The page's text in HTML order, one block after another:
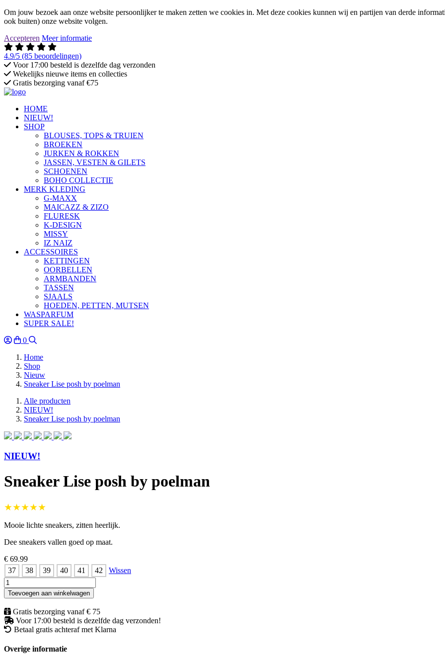
Om jouw bezoek aan onze website persoonlijker te maken zetten we cookies in. Met deze cookies kunnen wij en partijen van derde
ook buiten) onze website volgen.
Accepteren Meer informatie
4.9/5 (85 beoordelingen)
Voor 17:00 besteld is dezelfde dag verzonden
Wekelijks nieuwe items en collecties
Gratis bezorging vanaf €75
HOME
NIEUW!
SHOP
BLOUSES, TOPS & TRUIEN
BROEKEN
JURKEN & ROKKEN
JASSEN, VESTEN & GILETS
SCHOENEN
BOHO COLLECTIE
MERK KLEDING
G-MAXX
MAICAZZ & ZIZO
FLURESK
K-DESIGN
MISSY
IZ NAIZ
ACCESSOIRES
KETTINGEN
OORBELLEN
ARMBANDEN
TASSEN
SJAALS
HOEDEN, PETTEN, MUTSEN
WASPARFUM
SUPER SALE!
0
Home
Shop
Nieuw
Sneaker Lise posh by poelman
Alle producten
NIEUW!
Sneaker Lise posh by poelman
NIEUW!
Sneaker Lise posh by poelman
★★★★★
Mooie lichte sneakers, zitten heerlijk.
Dee sneakers vallen goed op maat.
€ 69.99
37
38 39 40 41 42
Wissen
Sneaker
Lise
posh
by
poelman
aantal
Toevoegen aan winkelwagen
Gratis bezorging vanaf € 75
Voor 17:00 besteld is dezelfde dag verzonden!
Betaal gratis achteraf met Klarna
Overige informatie